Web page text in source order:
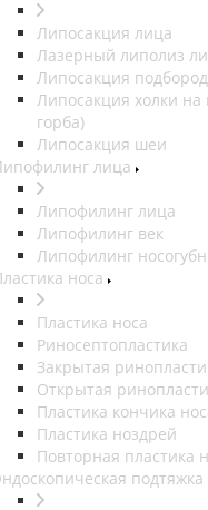
Липосакция лица
Лазерный липолиз
Липосакция
Липосакция холки на
горба)
Липосакция шеи
лица
Липофилинг лица
Липофилинг век
Липофилинг
носа
Пластика носа
Риносептопластика
Закрытая
Открытая
Пластика кончика
Пластика ноздрей
Повторная пластика